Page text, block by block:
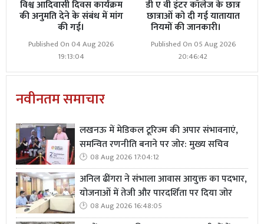
जिससे प्रार्थीगणों में भये व्याप्त है। प्रार्थी गाडो ने पुलिस अधीक्षक
अंबेडकर नगर से कार्रवाई की मांग की है शिकायती पत्र में प्रार्थीगणों
विश्व आदिवासी दिवस कार्यक्रम
की अनुमति देने के संबंध में मांग
की गई।
Published On 04 Aug 2026
19:13:04
डी ए वी इंटर कॉलेज के छात्र
छात्राओं को दी गई यातायात
नियमों की जानकारी।
Published On 05 Aug 2026
20:46:42
नवीनतम समाचार
लखनऊ में मेडिकल टूरिज्म की अपार संभावनाएं,
समन्वित रणनीति बनाने पर जोर: मुख्य सचिव
08 Aug 2026 17:04:12
अनिल ढींगरा ने संभाला आवास आयुक्त का पदभार,
योजनाओं में तेजी और पारदर्शिता पर दिया जोर
08 Aug 2026 16:48:05